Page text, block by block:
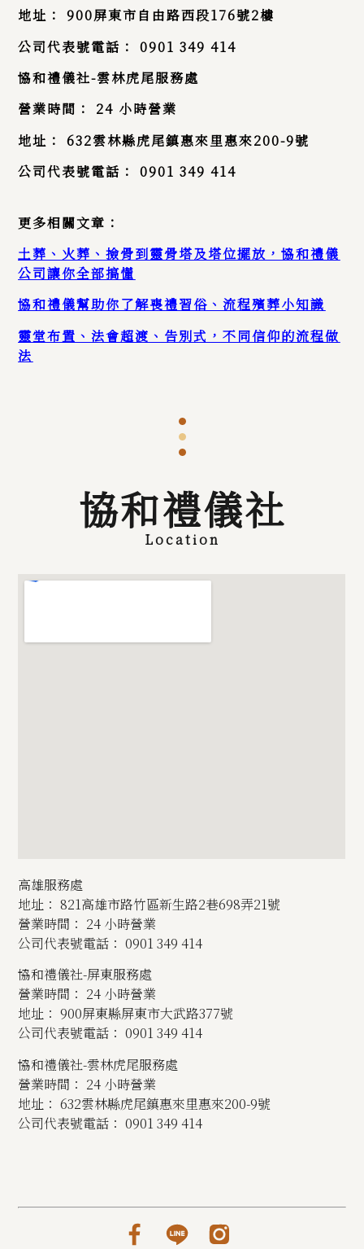
地址： 900屏東市自由路西段176號2樓
公司代表號電話：
0901 349 414
協和禮儀社-雲林虎尾服務處
營業時間：
24 小時營業
地址：
632雲林縣虎尾鎮惠來里惠來200-9號
公司代表號電話：
0901 349 414
更多相關文章：
土葬、火葬、撿骨到靈骨塔及塔位擺放，協和禮儀
公司讓你全部搞懂
協和禮儀幫助你了解喪禮習俗、流程殯葬小知識
靈堂布置、法會超渡、告別式，不同信仰的流程做
法
協和禮儀社
Location
高雄服務處
地址： 821高雄市路竹區新生路2巷698弄21號
營業時間： 24 小時營業
公司代表號電話： 0901 349 414
協和禮儀社-屏東服務處
營業時間： 24 小時營業
地址： 900屏東縣屏東市大武路377號
公司代表號電話： 0901 349 414
協和禮儀社-雲林虎尾服務處
營業時間： 24 小時營業
地址： 632雲林縣虎尾鎮惠來里惠來200-9號
公司代表號電話： 0901 349 414